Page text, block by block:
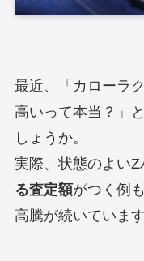
最近、「カローラ
高いって本当？」
しょうか。
実際、状態のよい
る査定額がつく例
高騰が続いています